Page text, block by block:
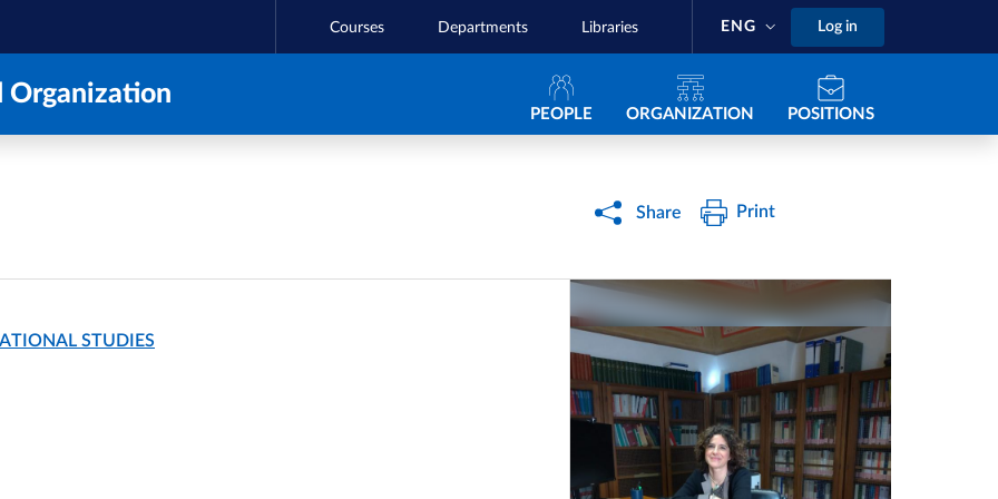
Courses Departments Libraries ENG Log in
Organization Navigazione principale
PEOPLE ORGANIZATION POSITIONS
Share Print
STUDIES